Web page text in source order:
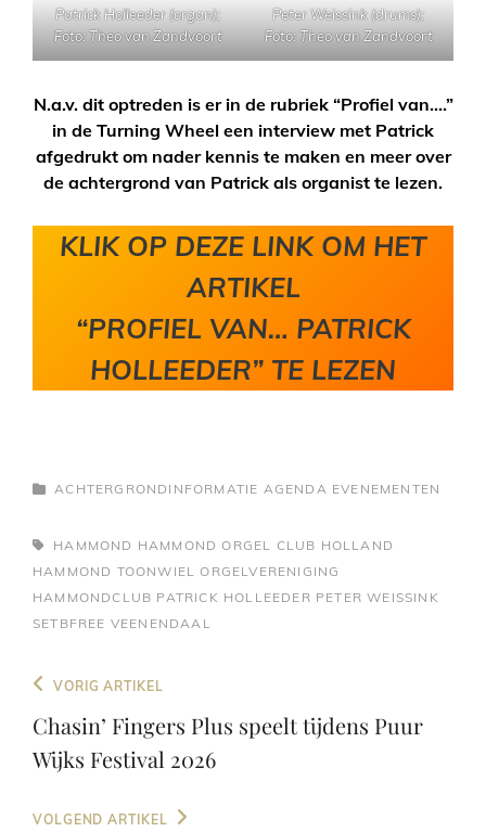
Patrick Holleeder (organ);
Foto: Theo van Zandvoort
Peter Weissink (drums);
Foto: Theo van Zandvoort
N.a.v. dit optreden is er in de rubriek “Profiel van….”
in de Turning Wheel een interview met Patrick
afgedrukt om nader kennis te maken en meer over
de achtergrond van Patrick als organist te lezen.
KLIK OP DEZE LINK OM HET
ARTIKEL
“PROFIEL VAN… PATRICK
HOLLEEDER” TE LEZEN
CATEGORIEËN
ACHTERGRONDINFORMATIE AGENDA EVENEMENTEN
TAGS,HAMMOND HAMMOND ORGEL CLUB HOLLAND
HAMMOND TOONWIEL ORGELVERENIGING
HAMMONDCLUB PATRICK HOLLEEDER PETER WEISSINK
SETBFREE VEENENDAAL
Bericht
navigatie
Vorig
bericht
VORIG ARTIKEL
Chasin’ Fingers Plus speelt tijdens Puur
Wijks Festival 2026
Volgend
VOLGEND ARTIKEL